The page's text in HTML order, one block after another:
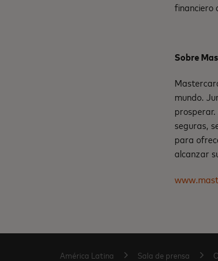
financiero
Sobre
mundo.
seguras,
para
alcanzar
América Latina Sala de prensa